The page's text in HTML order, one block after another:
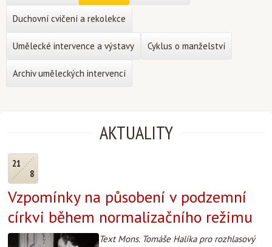
AKTUALITY
21
8
Vzpomínky na působení v podzemní
církvi během normalizačního režimu
Text Mons. Tomáše Halíka pro rozhlasový
Duchovní cvičení a rekolekce
Umělecké intervence a výstavy Cyklus o manželství
Archiv uměleckých intervencí